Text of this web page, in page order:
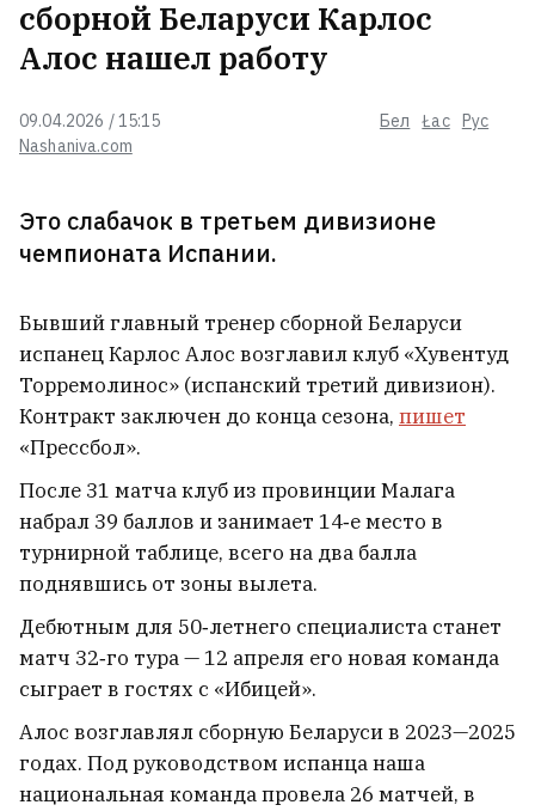
Nashaniva.com
09.04.2026 / 15:15 Бел Łac Рус
сборной Беларуси Карлос
Алос нашел работу
Это слабачок в третьем дивизионе
чемпионата Испании.
Бывший главный тренер сборной Беларуси
испанец Карлос Алос возглавил клуб «Хувентуд
Торремолинос» (испанский третий дивизион).
Контракт заключен до конца сезона, пишет
«Прессбол».
После 31 матча клуб из провинции Малага
набрал 39 баллов и занимает 14‑е место в
турнирной таблице, всего на два балла
поднявшись от зоны вылета.
Дебютным для 50‑летнего специалиста станет
матч 32‑го тура — 12 апреля его новая команда
сыграет в гостях с «Ибицей».
Алос возглавлял сборную Беларуси в 2023—2025
годах. Под руководством испанца наша
национальная команда провела 26 матчей, в
Люди обрывают телефоны, на
человека. Анонс ипотеки под 1%
вызвал ажиотаж
Бывшая политзаключенная Наста
Лойко встретилась со своей
Белорусские студенты завоевали
шесть золотых медалей на
Международной математической
олимпиаде
Лукашенко возмутился качеством
товаров в сельских магазинах:
Просрочка и тухлятина!